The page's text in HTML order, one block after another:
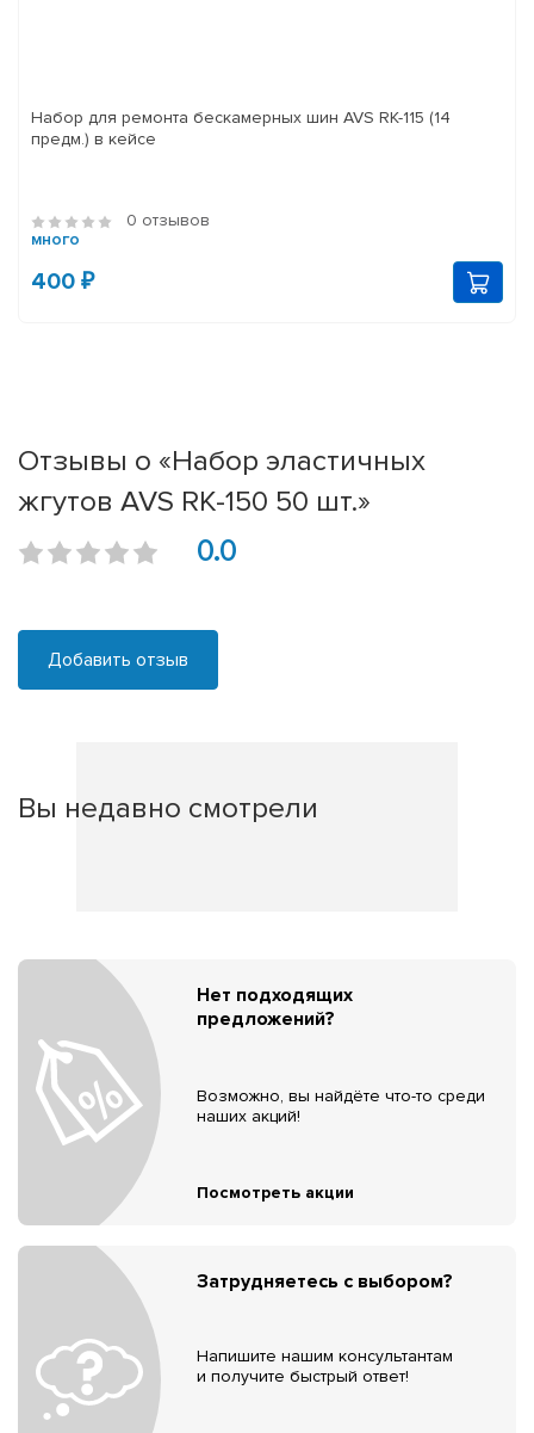
Набор для ремонта бескамерных шин AVS RK-115 (14
предм.) в кейсе
0 отзывов
много
400 ₽
Отзывы о «Набор эластичных
жгутов AVS RK-150 50 шт.»
0.0
Добавить отзыв
Вы недавно смотрели
Нет подходящих
предложений?
Возможно, вы найдёте что-то среди
наших акций!
Посмотреть акции
Затрудняетесь с выбором?
Напишите нашим консультантам
и получите быстрый ответ!